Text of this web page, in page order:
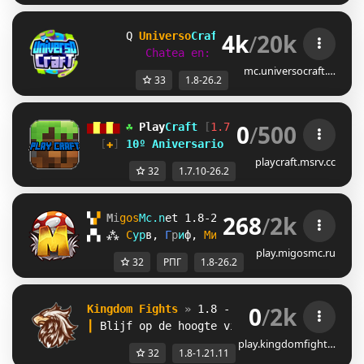
J UniversoCraft Network [1.8-26.2]
Chatea en:
4k/20k
mc.universocraft.…
33 1.8-26.2
▆ ▇▆ ▇▆ ☘ PlayCraft [1.7.10-26.2 ] ▇
[✚] 10º Aniversario I 2016-2026 ✚
0/500
playcraft.msrv.cc
32 1.7.10-26.2
▚▞ Mi gosMc. net 1.8-26.2 ? Награды /free
▞▚ ⁂ Сурв , Гриф, Ми и-Игры, Role a
268/2k
play.migosmc.ru
32 РПГ 1.8-26.2
Kingdom Fights » 1.8 - 1.21.11
Blijf op de hoogte via 0/2k
play.kingdomfight…
32 1.8-1.21.11